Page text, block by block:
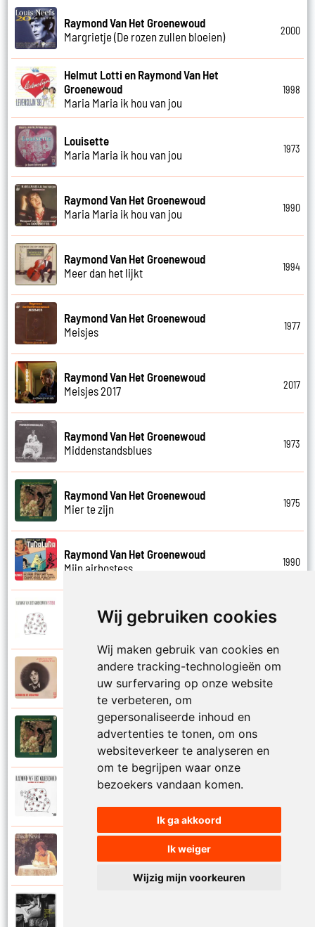
Wij gebruiken cookies
Wij maken gebruik van cookies en
andere tracking-technologieën om
uw surfervaring op onze website
te verbeteren, om
gepersonaliseerde inhoud en
advertenties te tonen, om ons
websiteverkeer te analyseren en
om te begrijpen waar onze
bezoekers vandaan komen.
Ik ga akkoord
Ik weiger
Wijzig mijn voorkeuren
Raymond Van Het Groenewoud
Margrietje (De rozen zullen bloeien)
2000
Helmut Lotti en Raymond Van Het
Groenewoud
Maria Maria ik hou van jou
1998
Louisette
Maria Maria ik hou van jou
1973
Raymond Van Het Groenewoud
Maria Maria ik hou van jou
1990
Raymond Van Het Groenewoud
Meer dan het lijkt
1994
Raymond Van Het Groenewoud
Meisjes
1977
Raymond Van Het Groenewoud
Meisjes 2017
2017
Raymond Van Het Groenewoud
Middenstandsblues
1973
Raymond Van Het Groenewoud
Mier te zijn
1975
Raymond Van Het Groenewoud
Mijn airhostess
1990
Raymond Van Het Groenewoud
Mijn leven lang
Raymond Van Het Groenewoud
Mijn lieve schatje
Raymond Van Het Groenewoud
Mijn schoolgaande jeugd
Raymond Van Het Groenewoud
Mijnheer de postbode
Raymond Van Het Groenewoud
Moeder